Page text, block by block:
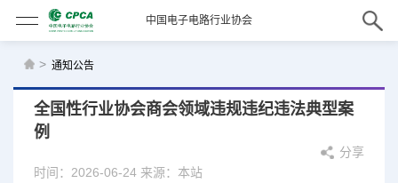
中国电子电路行业协会
> 通知公告
全国性行业协会商会领域违规违纪违法典型案
例
分享
时间：2026-06-24 来源：本站